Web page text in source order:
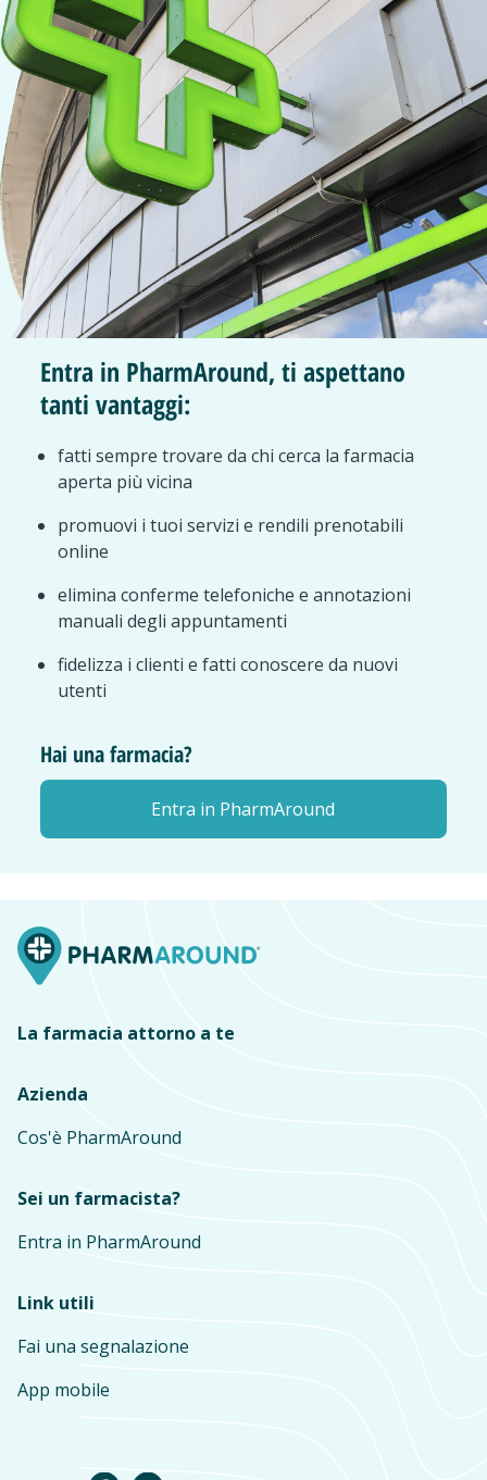
Entra in PharmAround, ti aspettano
tanti vantaggi:
fatti sempre trovare da chi cerca la farmacia
aperta più vicina
promuovi i tuoi servizi e rendili prenotabili
online
elimina conferme telefoniche e annotazioni
manuali degli appuntamenti
fidelizza i clienti e fatti conoscere da nuovi
utenti
Hai una farmacia?
Entra in PharmAround
La farmacia attorno a te
Azienda
Cos'è PharmAround
Sei un farmacista?
Entra in PharmAround
Link utili
Fai una segnalazione
App mobile